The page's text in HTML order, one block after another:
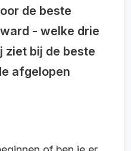
de beste
- welke drie
ziet bij de beste
afgelopen